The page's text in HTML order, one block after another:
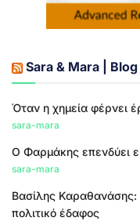
Sara & Mara | Blog
Όταν η χημεία φέρνει
sara-mara
Ο Φαρμάκης επενδύει
sara-mara
Βασίλης Καραθανάσης:
πολιτικό έδαφος